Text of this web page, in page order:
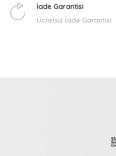
İade Garantisi
Ücretsiz İade Garantisi